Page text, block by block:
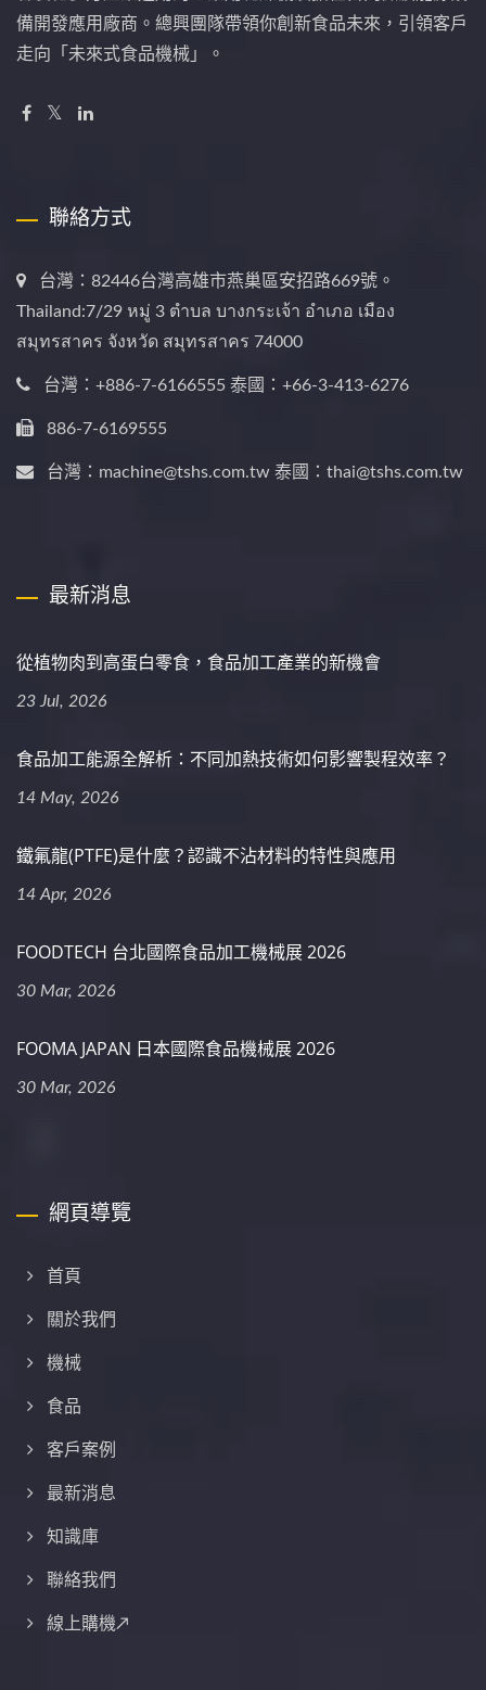
備開發應用廠商。總興團隊帶領你創新食品未來，引領客戶
走向「未來式食品機械」。
聯絡方式
台灣：82446台灣高雄市燕巢區安招路669號。
Thailand:7/29 หมู่ 3 ตำบล บางกระเจ้า อำเภอ เมือง
สมุทรสาคร จังหวัด สมุทรสาคร 74000
台灣：+886-7-6166555 泰國：+66-3-413-6276
886-7-6169555
台灣：machine@tshs.com.tw 泰國：thai@tshs.com.tw
最新消息
從植物肉到高蛋白零食，食品加工產業的新機會
23 Jul, 2026
食品加工能源全解析：不同加熱技術如何影響製程效率？
14 May, 2026
鐵氟龍(PTFE)是什麼？認識不沾材料的特性與應用
14 Apr, 2026
FOODTECH 台北國際食品加工機械展 2026
30 Mar, 2026
FOOMA JAPAN 日本國際食品機械展 2026
30 Mar, 2026
網頁導覽
首頁
關於我們
機械
食品
客戶案例
最新消息
知識庫
聯絡我們
線上購機↗